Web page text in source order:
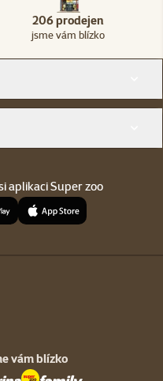
206 prodejen
jsme vám blízko
aplikaci Super zoo
vám blízko